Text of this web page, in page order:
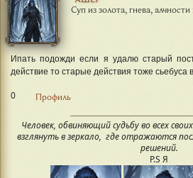
Суп из золота, гнева, алчности
Ипать подожди если я удалю старый
действие то старые действия тоже сьебуса
0 Профиль
Человек, обвиняющий судьбу во всех
взглянуть в зеркало, где отражаются
решений.
P.S Я